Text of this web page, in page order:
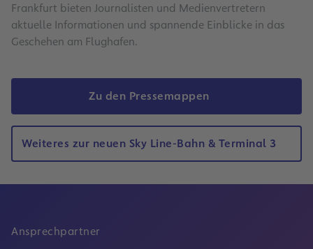
Frankfurt bieten Journalisten und Medienvertretern
aktuelle Informationen und spannende Einblicke in das
Geschehen am Flughafen.
Zu den Pressemappen
Weiteres zur neuen Sky Line-Bahn & Terminal 3
Ansprechpartner